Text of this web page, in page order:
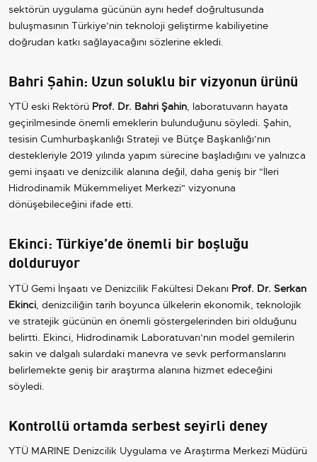
sektörün uygulama gücünün aynı hedef doğrultusunda
buluşmasının Türkiye’nin teknoloji geliştirme kabiliyetine
doğrudan katkı sağlayacağını sözlerine ekledi.
Bahri Şahin: Uzun soluklu bir vizyonun ürünü
YTÜ eski Rektörü Prof. Dr. Bahri Şahin, laboratuvarın hayata
geçirilmesinde önemli emeklerin bulunduğunu söyledi. Şahin,
tesisin Cumhurbaşkanlığı Strateji ve Bütçe Başkanlığı’nın
destekleriyle 2019 yılında yapım sürecine başladığını ve yalnızca
gemi inşaatı ve denizcilik alanına değil, daha geniş bir "İleri
Hidrodinamik Mükemmeliyet Merkezi" vizyonuna
dönüşebileceğini ifade etti.
Ekinci: Türkiye’de önemli bir boşluğu
dolduruyor
YTÜ Gemi İnşaatı ve Denizcilik Fakültesi Dekanı Prof. Dr. Serkan
Ekinci, denizciliğin tarih boyunca ülkelerin ekonomik, teknolojik
ve stratejik gücünün en önemli göstergelerinden biri olduğunu
belirtti. Ekinci, Hidrodinamik Laboratuvarı’nın model gemilerin
sakin ve dalgalı sulardaki manevra ve sevk performanslarını
belirlemekte geniş bir araştırma alanına hizmet edeceğini
söyledi.
Kontrollü ortamda serbest seyirli deney
YTÜ MARINE Denizcilik Uygulama ve Araştırma Merkezi Müdürü